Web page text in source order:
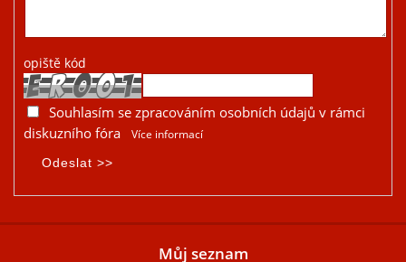
opiště kód
Souhlasím se zpracováním osobních údajů v rámci
diskuzního fóra
Více informací
Můj seznam